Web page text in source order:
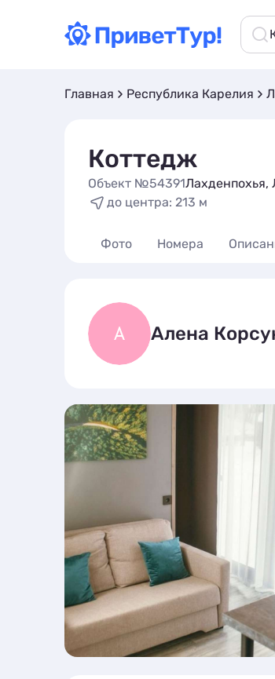
Главная Республика Карелия
Коттедж
Объект №54391Лахденпохья,
до центра: 213 м
Фото Номера
А Алена